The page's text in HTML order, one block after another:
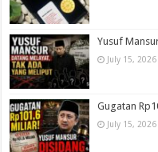
Yusuf
July 15, 2026
Gugatan
July 15, 2026